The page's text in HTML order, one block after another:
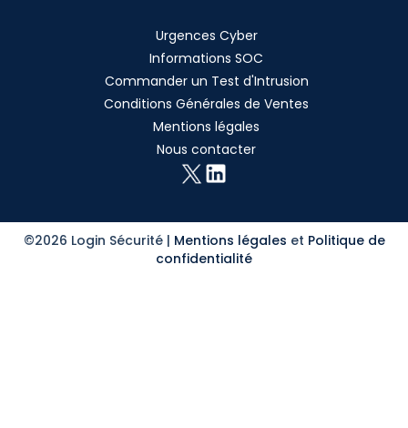
Urgences Cyber
Informations SOC
Commander un Test d'Intrusion
Conditions Générales de Ventes
Mentions légales
Nous contacter
©2026 Login Sécurité | Mentions légales et Politique de
confidentialité